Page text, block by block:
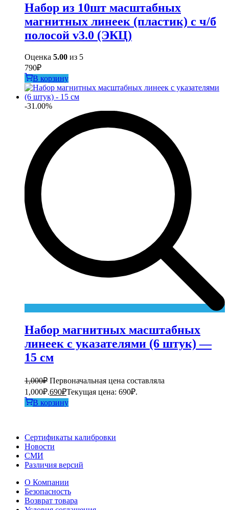
Набор из 10шт масштабных
магнитных линеек (пластик) c ч/б
полосой v3.0 (ЭКЦ)
Оценка 5.00 из 5
790₽
В корзину
-31.00%
Набор магнитных масштабных
линеек с указателями (6 штук) —
15 см
1,000₽ Первоначальная цена составляла
1,000₽.690₽Текущая цена: 690₽.
В корзину
Сертификаты калибровки
Новости
СМИ
Различия версий
О Компании
Безопасность
Возврат товара